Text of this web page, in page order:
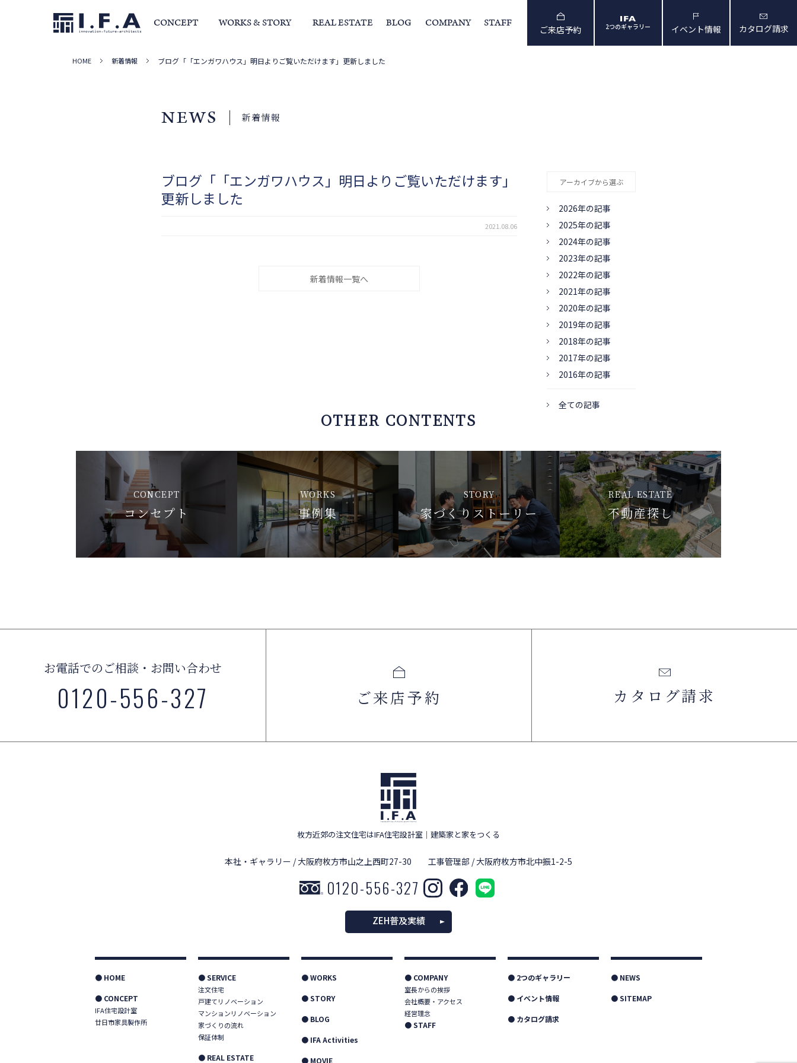
CONCEPT WORKS & STORY
事例集 家づくりストーリー
REAL ESTATE BLOG COMPANY
サービス・家づくりの流れ 室長からの挨拶 経営理念
STAFF
ご来店予約 2つのギャラリー イベント情報 カタログ請求
HOME 新着情報 ブログ「「エンガワハウス」明日よりご覧いただけます」更新しました
NEWS 新着情報
ブログ「「エンガワハウス」明日よりご覧いただけます」
更新しました
2021.08.06
新着情報一覧へ
アーカイブから選ぶ
2026年の記事
2025年の記事
2024年の記事
2023年の記事
2022年の記事
2021年の記事
2020年の記事
2019年の記事
2018年の記事
2017年の記事
2016年の記事
全ての記事
OTHER CONTENTS
CONCEPT
コンセプト
WORKS
事例集
STORY
家づくりストーリー
REAL ESTATE
不動産探し
お電話でのご相談・お問い合わせ
0120-556-327 ご来店予約 カタログ請求
枚方近郊の注文住宅はIFA住宅設計室 ｜ 建築家と家をつくる
本社・ギャラリー / 大阪府枚方市山之上西町27-30 工事管理部 / 大阪府枚方市北中振1-2-5
0120-556-327
ZEH普及実績
● HOME
● CONCEPT
IFA住宅設計室
廿日市家具製作所
● SERVICE
注文住宅
戸建てリノベーション
マンションリノベーション
家づくりの流れ
保証体制
● REAL ESTATE
● WORKS
● STORY
● BLOG
● IFA Activities
● MOVIE
● COMPANY
室長からの挨拶
会社概要・アクセス
経営理念
● STAFF
● 2つのギャラリー
● イベント情報
● カタログ請求
● NEWS
● SITEMAP